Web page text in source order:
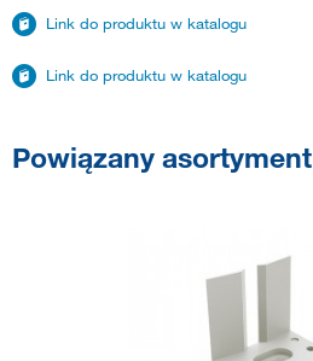
Link do produktu w katalogu
Link do produktu w katalogu
Powiązany asortyment